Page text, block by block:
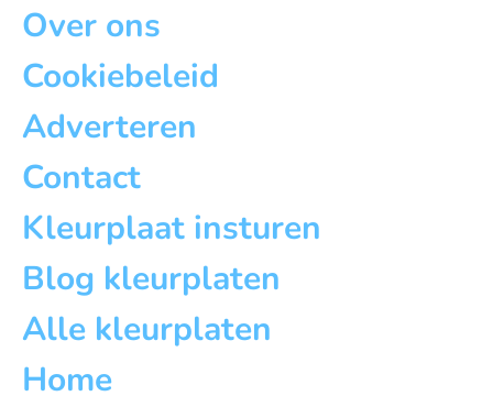
Over ons
Cookiebeleid
Adverteren
Contact
Kleurplaat insturen
Blog kleurplaten
Alle kleurplaten
Home